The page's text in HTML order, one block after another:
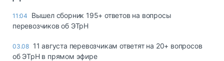
11:04
Вышел сборник 195+ ответов на вопросы
перевозчиков об ЭТрН
03.08 11 августа перевозчикам ответят на 20+ вопросов
об ЭТрН в прямом эфире